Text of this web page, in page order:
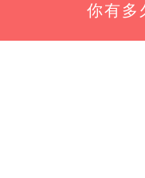
立即訂閱牙醫小幫手
你有多